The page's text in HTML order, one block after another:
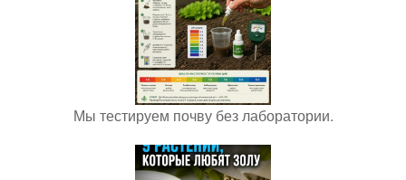
Мы тестируем почву без лаборатории.